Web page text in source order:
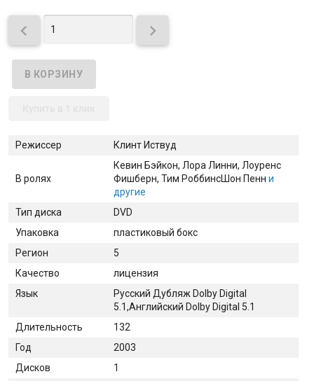
 
Режиссер Клинт Иствуд
В ролях
Кевин Бэйкон, Лора Линни, Лоуренс
Фишберн, Тим РоббинсШон Пенн и
другие
Тип диска
DVD
Упаковка
пластиковый бокс
Регион
5
Качество
лицензия
Язык
Русский Дубляж Dolby Digital
5.1,Английский Dolby Digital 5.1
Длительность
132
Год
2003
Дисков
1